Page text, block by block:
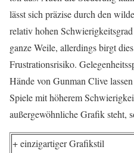
lässt sich präzise durch den
relativ hohen
ganze Weile, allerdings birgt
Frustrationsrisiko.
Hände von Gunman Clive
Spiele mit höherem
außergewöhnliche Grafik steht,
+ einzigartiger Grafikstil